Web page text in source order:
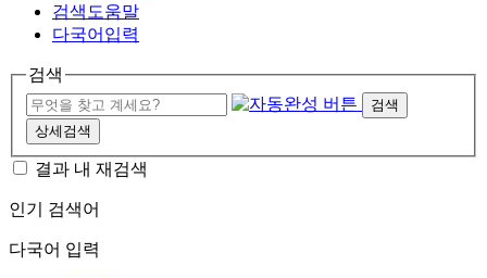
검색도움말
다국어입력
검색
검색
상세검색
결과 내 재검색
인기 검색어
다국어 입력